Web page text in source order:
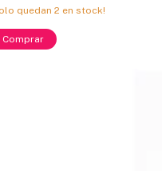
quedan 2 en stock!